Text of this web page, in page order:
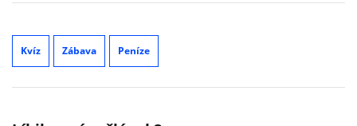
Kvíz Zábava Peníze